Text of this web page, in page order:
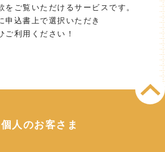
ご覧いただけるサービスです。
申込書上で選択いただき
ご利用ください！
個人のお客さま